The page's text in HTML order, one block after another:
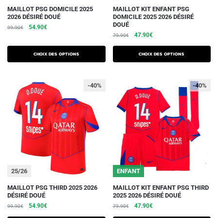
MAILLOT PSG DOMICILE 2025
2026 DÉSIRÉ DOUÉ
99.90€
Le
initial
était :
99.90€.
54.90€Le
actuel
est :
54.90€.
Choix des options
Ce
produit
a
variations.
peuvent
être
choisies
page
produit
MAILLOT KIT ENFANT PSG
DOMICILE 2025 2026 DÉSIRÉ
DOUÉ
79.90€
Le
initial
était :
47.90€Le
actuel
est :
Choix des options
Ce
produit
a
variations.
peuvent
être
choisies
page
du
produit
25/26
-40%
MAILLOT PSG THIRD 2025 2026
DÉSIRÉ DOUÉ
99.90€
Le
54.90€Le
Ce
produit
a
ENFANT
-40%
MAILLOT KIT ENFANT PSG THIRD
2025 2026 DÉSIRÉ DOUÉ
79.90€
Le
47.90€Le
Ce
produit
a